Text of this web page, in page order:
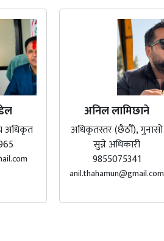
अधिकृत
अनिल लामिछाने
अधिकृतस्तर (छैठौँ), गुनासो
सुन्ने अधिकारी
9855075341
anil.thahamun@gmail.com